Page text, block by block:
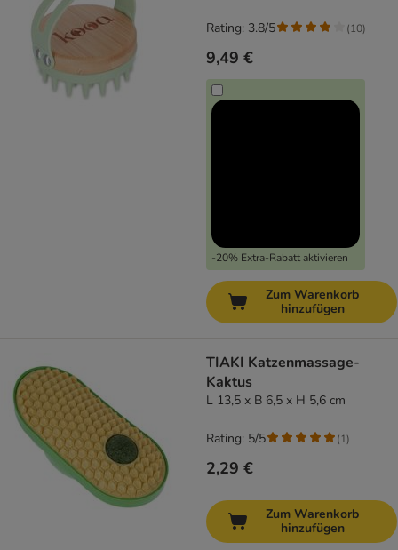
9,49 €
-20% Extra-Rabatt aktivieren
Rating: 3.8/5 (10)
Zum Warenkorb
hinzufügen
TIAKI Katzenmassage-
Kaktus
L 13,5 x B 6,5 x H 5,6 cm
2,29 €
Rating: 5/5 (1)
Zum Warenkorb
hinzufügen